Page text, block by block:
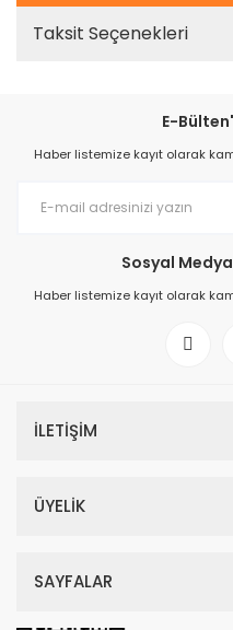
Taksit Seçenekleri
E-
Haber listemize kayıt olarak
Sosyal
Haber listemize kayıt olarak
İLETİŞİM
ÜYELİK
SAYFALAR